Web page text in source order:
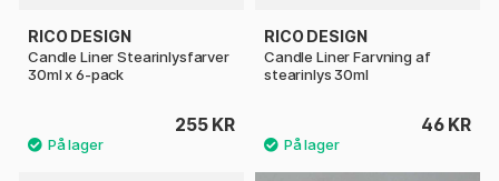
RICO DESIGN
Candle Liner Stearinlysfarver
30ml x 6-pack
255 KR
RICO DESIGN
Candle Liner Farvning af
stearinlys 30ml
46 KR